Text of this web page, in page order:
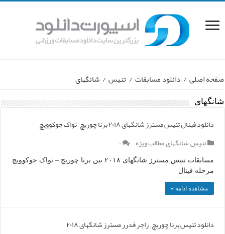
صفحه اصلی / دانلود مسابقات / تنیس / شانگهای
شانگهای
دانلود فینال تنیس مسترز شانگهای ۲۰۱۸ برنا چوریچ – نواک جوکوویچ
تنیس,شانگهای,مطالب ویژه ۰
مسابقات تنیس مسترز شانگهای ۲۰۱۸ بین برنا چوریچ – نواک جوکوویچ
مرحله فینال
مشاهده ادامه »
دانلود تنیس برنا چوریچ – راجر فدرر مسترز شانگهای ۲۰۱۸